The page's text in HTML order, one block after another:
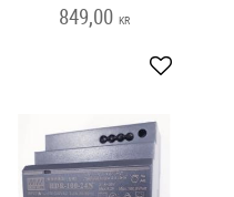
849,00 KR
Add to